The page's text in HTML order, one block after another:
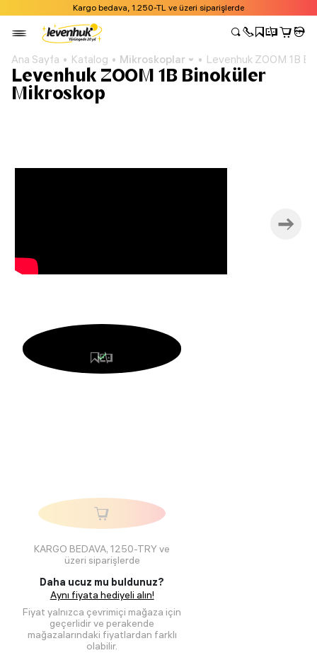
Kargo bedava, 1.250-TL ve üzeri siparişlerde
Ana Sayfa Katalog Mikroskoplar Levenhuk ZOOM 1B
Levenhuk ZOOM 1B Binoküler
Mikroskop
KARGO BEDAVA, 1250-TRY ve
üzeri siparişlerde
Daha ucuz mu buldunuz?
Aynı fiyata hediyeli alın!
Fiyat yalnızca çevrimiçi mağaza için
geçerlidir ve perakende
mağazalarındaki fiyatlardan farklı
olabilir.